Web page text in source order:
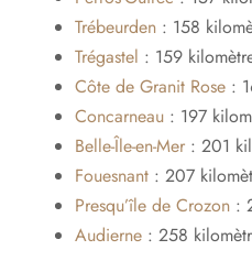
Trébeurden : 158
Trégastel : 159
Côte de Granit Rose :
Concarneau : 197
Belle-Île-en-Mer : 201
Fouesnant : 207
Presqu’île de Crozon :
Audierne : 258